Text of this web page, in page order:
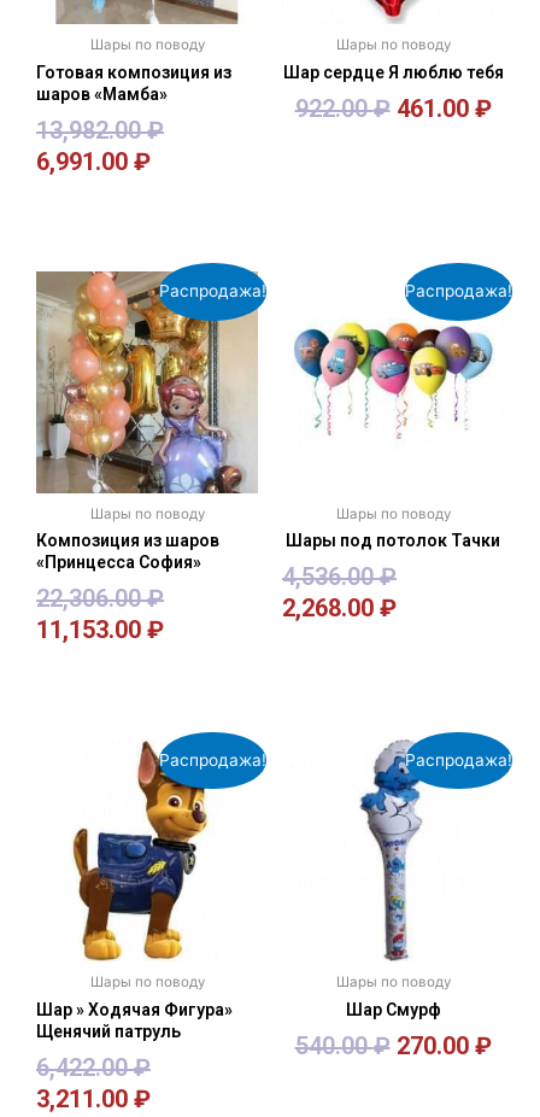
Шары по поводу
Готовая композиция из
шаров «Мамба»
13,982.00₽
6,991.00 ₽
Шары по поводу
Шар сердце Я люблю тебя
922.00₽ 461.00 ₽
Распродажа!
Шары по поводу
Композиция из шаров
«Принцесса София»
22,306.00₽
11,153.00 ₽
Распродажа!
Шары по поводу
Шары под потолок Тачки
4,536.00₽
2,268.00 ₽
Распродажа!
Шары по поводу
Шар » Ходячая Фигура»
Щенячий патруль
6,422.00₽
3,211.00 ₽
Распродажа!
Шары по поводу
Шар Смурф
540.00₽ 270.00 ₽